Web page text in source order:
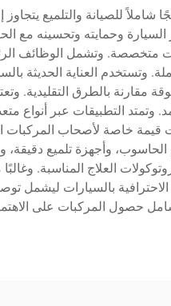
نهجًا شاملاً للصيانة
وحمايته وتحسينه مع
متخصصة. وتشمل الوظائف
وتستخدم العناية الحديثة
مقارنة بالطرق
وتمتد التطبيقات عبر
قيمة خاصة لأصحاب
الحاسوب، وأجهزة تلميع
العلاج المناسبة.
الاحترافية بالسيارات ليشمل
حصول المركبات على